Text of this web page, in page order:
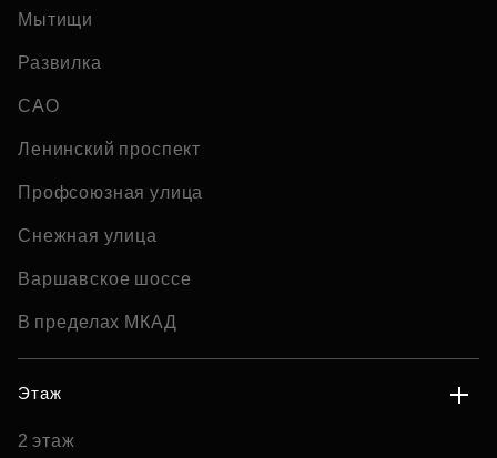
Мытищи
Развилка
САО
Ленинский проспект
Профсоюзная улица
Снежная улица
Варшавское шоссе
В пределах МКАД
Этаж
2 этаж